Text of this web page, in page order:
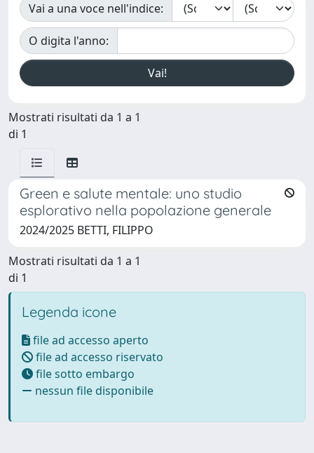
Vai a una voce nell'indice:
O digita l'anno:
Mostrati risultati da 1 a 1
di 1
Green e salute mentale: uno studio
esplorativo nella popolazione generale
2024/2025 BETTI, FILIPPO
Mostrati risultati da 1 a 1
di 1
Legenda icone
file ad accesso aperto
file ad accesso riservato
file sotto embargo
nessun file disponibile